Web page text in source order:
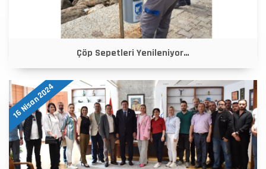
Çöp Sepetleri Yenileniyor…
16 Nisan 2024